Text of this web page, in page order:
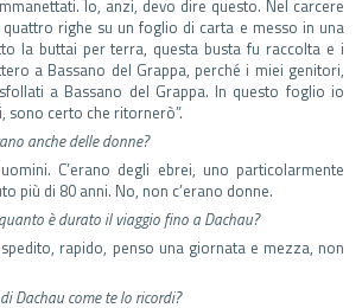
Io, anzi, devo dire questo. Nel carcere
righe su un foglio di carta e messo in una
la buttai per terra, questa busta fu raccolta e i
a Bassano del Grappa, perché i miei genitori,
a Bassano del Grappa. In questo foglio io
sono certo che ritornerò”.
anche delle donne?
C’erano degli ebrei, uno particolarmente
più di 80 anni. No, non c’erano donne.
è durato il viaggio fino a Dachau?
rapido, penso una giornata e mezza, non
Dachau come te lo ricordi?